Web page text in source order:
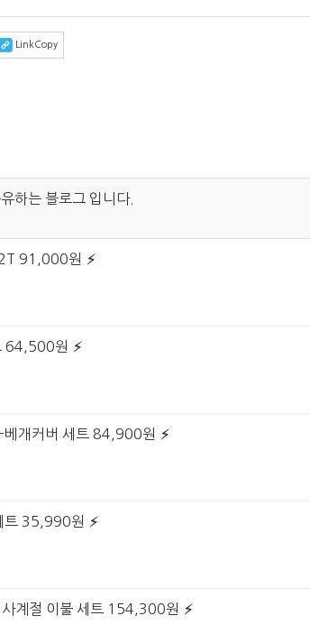
LinkCopy
하는 블로그 입니다.
91,000원
64,500원
베개커버 세트 84,900원
트 35,990원
사계절 이불 세트 154,300원